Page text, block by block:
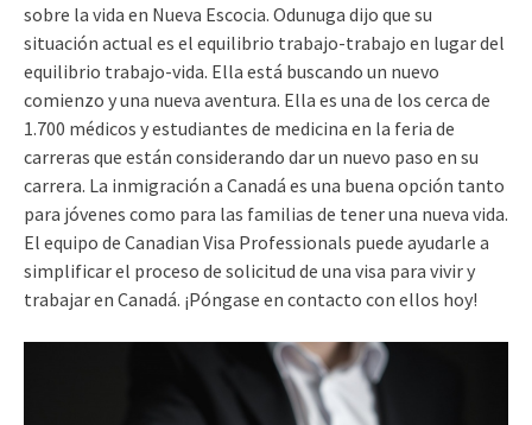
sobre la vida en Nueva Escocia. Odunuga dijo que su
situación actual es el equilibrio trabajo-trabajo en lugar del
equilibrio trabajo-vida. Ella está buscando un nuevo
comienzo y una nueva aventura. Ella es una de los cerca de
1.700 médicos y estudiantes de medicina en la feria de
carreras que están considerando dar un nuevo paso en su
carrera. La inmigración a Canadá es una buena opción tanto
para jóvenes como para las familias de tener una nueva vida.
El equipo de Canadian Visa Professionals puede ayudarle a
simplificar el proceso de solicitud de una visa para vivir y
trabajar en Canadá. ¡Póngase en contacto con ellos hoy!